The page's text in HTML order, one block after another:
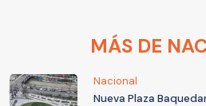
MÁS DE
Nacional
Nueva Plaza